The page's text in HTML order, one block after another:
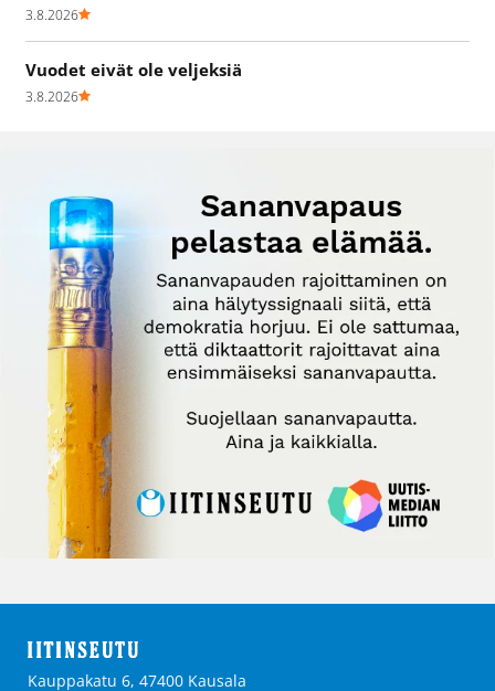
3.8.2026
Vuodet eivät ole veljeksiä
3.8.2026
Kauppakatu 6, 47400 Kausala